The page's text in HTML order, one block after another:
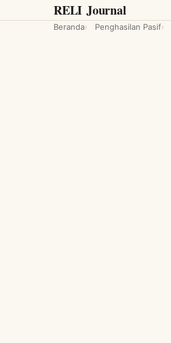
RELI Journal
Beranda Penghasilan Pasif